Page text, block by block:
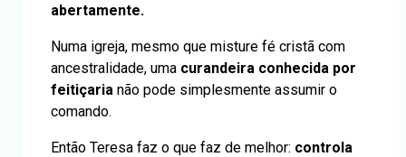
abertamente.
Numa igreja, mesmo que misture fé cristã com
ancestralidade, uma curandeira conhecida por
feitiçaria não pode simplesmente assumir o
comando.
Então Teresa faz o que faz de melhor: controla